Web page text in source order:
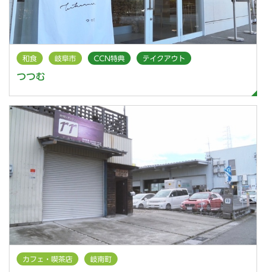
和食 岐阜市 CCN特典 テイクアウト
つつむ
カフェ・喫茶店 岐南町